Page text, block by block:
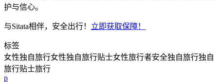
护与信心。
与Sitata相伴，安全出行！ 立即获取保障！
标签
女性独自旅行女性独自旅行贴士女性旅行者安全独自旅行独自
旅行贴士旅行
p